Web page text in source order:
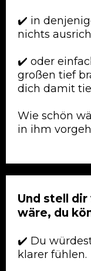
✔️ in
nichts
✔️ oder
großen tief
dich damit
Wie schön
in ihm
Und stell
wäre, du
✔️ Du
klarer fühlen.